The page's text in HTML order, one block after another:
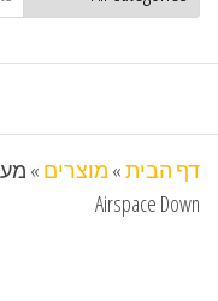
דף הבית» מוצרים »
Airspace Down